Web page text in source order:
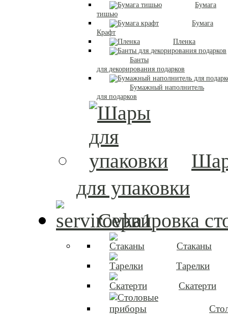
Бумага
тишью
Бумага
Крафт
Пленка
Банты
для декорирования подарков
Бумажный наполнитель
для подарков
для упаковки
Сервировка
Стаканы
Тарелки
Скатерти